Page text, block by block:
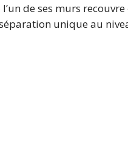
l’un de ses murs
unique au